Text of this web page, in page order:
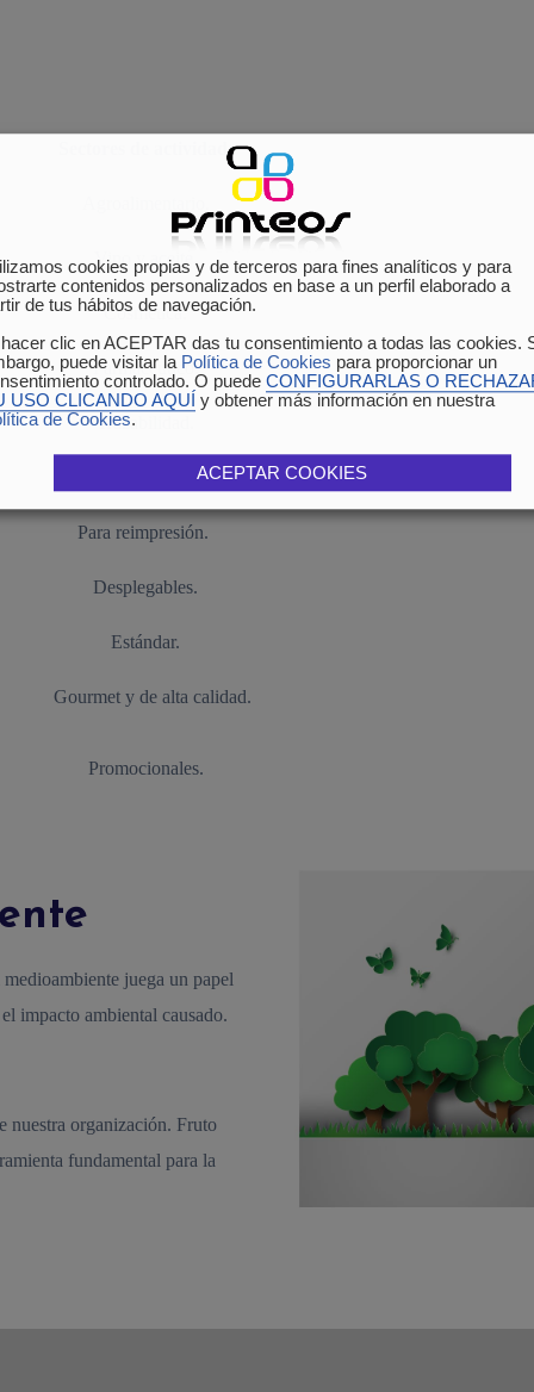
Sectores de actividad:
Vino y aceite.
Cosmética.
Farmacéutico.
Trazabilidad.
Tipos de etiquetas:
Para reimpresión.
Desplegables.
Estándar.
Gourmet y de alta calidad.
Promocionales.
juega un papel
impacto ambiental causado.
nuestra organización. Fruto
fundamental para la
cookies propias y de terceros para fines analíticos y para
contenidos personalizados en base a un perfil elaborado a
de tus hábitos de navegación.
clic en ACEPTAR das tu consentimiento a todas las cookies.
puede visitar la Política de Cookies para proporcionar un
controlado. O puede CONFIGURARLAS O
USO CLICANDO AQUÍ y obtener más información en nuestra
de Cookies.
ACEPTAR COOKIES